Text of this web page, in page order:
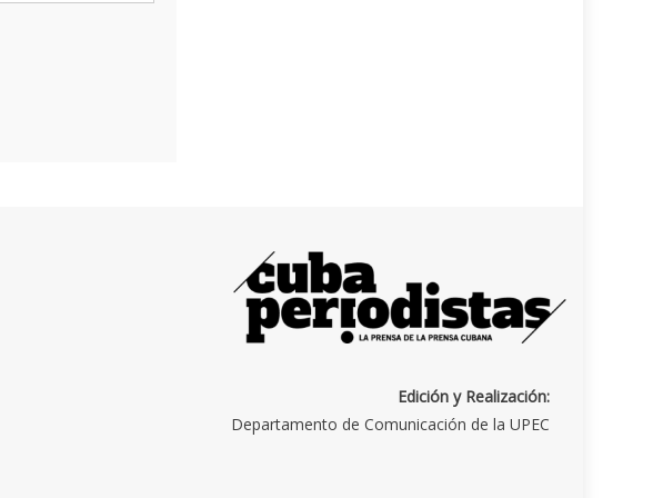
Edición y Realización:
Departamento de Comunicación de la UPEC